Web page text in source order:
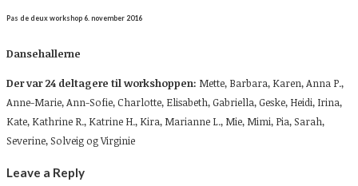
Pas de deux workshop 6. november 2016
Dansehallerne
Der var 24 deltagere til workshoppen: Mette, Barbara, Karen, Anna P.,
Anne-Marie, Ann-Sofie, Charlotte, Elisabeth, Gabriella, Geske, Heidi, Irina,
Kate, Kathrine R., Katrine H., Kira, Marianne L., Mie, Mimi, Pia, Sarah,
Severine, Solveig og Virginie
Leave a Reply